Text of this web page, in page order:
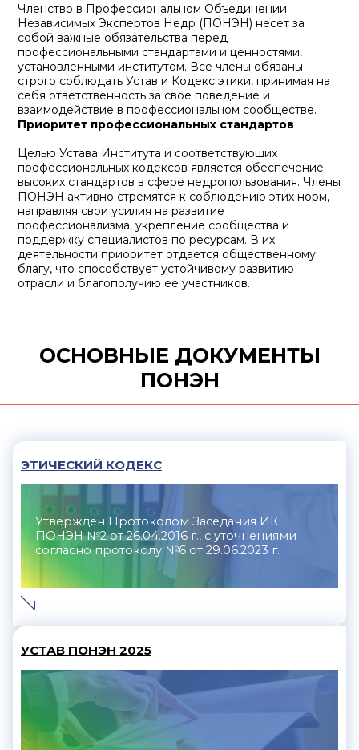
Членство в Профессиональном Объединении
Независимых Экспертов Недр (ПОНЭН) несет за
собой важные обязательства перед
профессиональными стандартами и ценностями,
установленными институтом. Все члены обязаны
строго соблюдать Устав и Кодекс этики, принимая на
себя ответственность за свое поведение и
взаимодействие в профессиональном сообществе.
Приоритет профессиональных стандартов
Целью Устава Института и соответствующих
профессиональных кодексов является обеспечение
высоких стандартов в сфере недропользования. Члены
ПОНЭН активно стремятся к соблюдению этих норм,
направляя свои усилия на развитие
профессионализма, укрепление сообщества и
поддержку специалистов по ресурсам. В их
деятельности приоритет отдается общественному
благу, что способствует устойчивому развитию
отрасли и благополучию ее участников.
ОСНОВНЫЕ ДОКУМЕНТЫ
ПОНЭН
ЭТИЧЕСКИЙ КОДЕКС
Утвержден Протоколом Заседания ИК
ПОНЭН №2 от 26.04.2016 г., с уточнениями
согласно протоколу №6 от 29.06.2023 г.
УСТАВ ПОНЭН 2025